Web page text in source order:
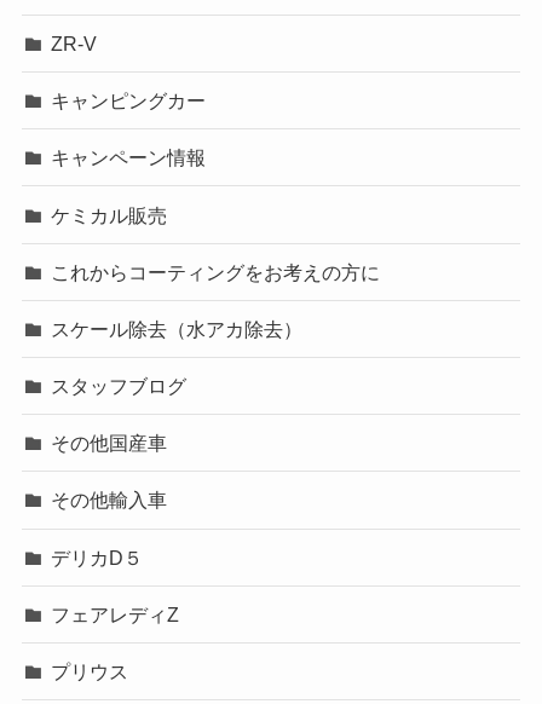
ZR-V
キャンピングカー
キャンペーン情報
ケミカル販売
これからコーティングをお考えの方に
スケール除去（水アカ除去）
スタッフブログ
その他国産車
その他輸入車
デリカD５
フェアレディZ
プリウス